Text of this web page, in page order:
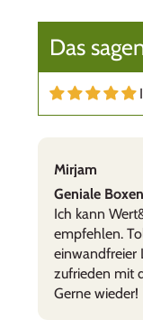
Das
Mirjam
Geniale
Ich kann
empfehlen.
einwandfreier
zufrieden mit
Gerne wieder!